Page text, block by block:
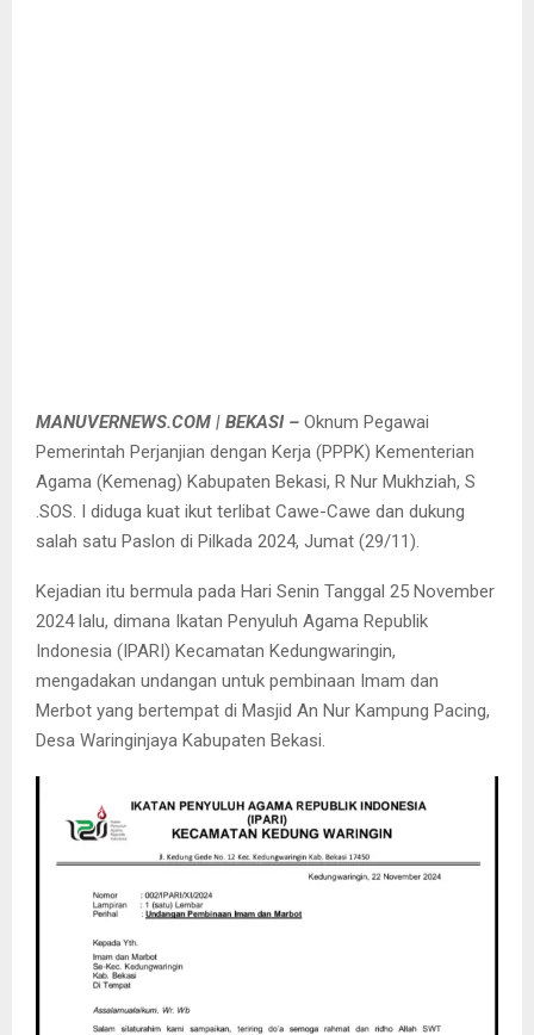
MANUVERNEWS.COM | BEKASI – Oknum Pegawai
Pemerintah Perjanjian dengan Kerja (PPPK) Kementerian
Agama (Kemenag) Kabupaten Bekasi, R Nur Mukhziah, S
.SOS. I diduga kuat ikut terlibat Cawe-Cawe dan dukung
salah satu Paslon di Pilkada 2024, Jumat (29/11).
Kejadian itu bermula pada Hari Senin Tanggal 25 November
2024 lalu, dimana Ikatan Penyuluh Agama Republik
Indonesia (IPARI) Kecamatan Kedungwaringin,
mengadakan undangan untuk pembinaan Imam dan
Merbot yang bertempat di Masjid An Nur Kampung Pacing,
Desa Waringinjaya Kabupaten Bekasi.